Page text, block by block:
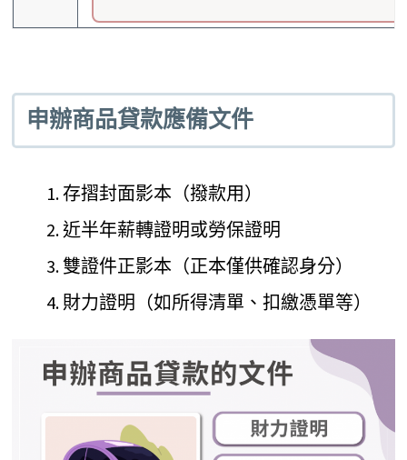
申辦商品貸款應備文件
存摺封面影本（撥款用）
近半年薪轉證明或勞保證明
雙證件正影本（正本僅供確認身分）
財力證明（如所得清單、扣繳憑單等）